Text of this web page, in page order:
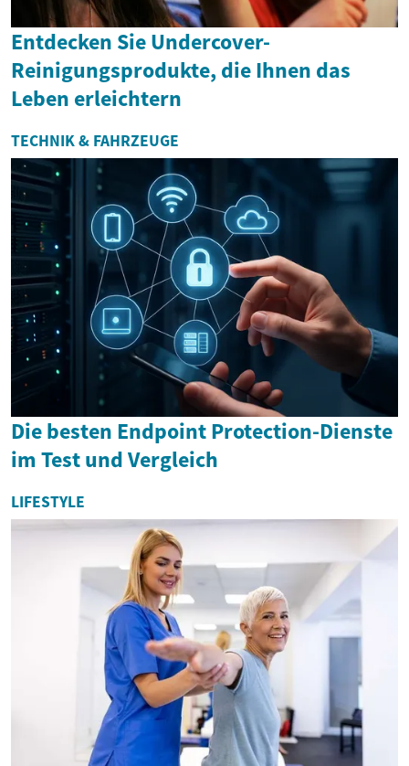
Entdecken Sie Undercover-
Reinigungsprodukte, die Ihnen das
Leben erleichtern
TECHNIK & FAHRZEUGE
Die besten Endpoint Protection-Dienste
im Test und Vergleich
LIFESTYLE